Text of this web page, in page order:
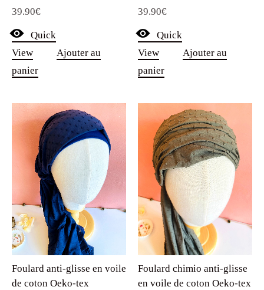
39.90€
Quick
View
Ajouter au
panier
39.90€
Quick
View
Ajouter au
panier
Foulard anti-glisse en voile
de coton Oeko-tex
Foulard chimio anti-glisse
en voile de coton Oeko-tex